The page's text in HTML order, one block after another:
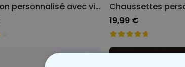
Paillasson personnalisé avec visage
19,99 €